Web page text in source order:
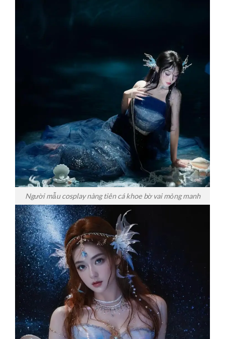
Người mẫu cosplay nàng tiên cá khoe bờ vai mỏng manh